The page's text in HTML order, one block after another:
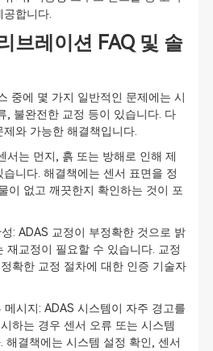
합니다.
브레이션 FAQ 및 솔
중에 몇 가지 일반적인 문제에는 시
, 불완전한 교정 등이 있습니다. 다
와 가능한 해결책입니다.
서는 먼지, 흙 또는 방해로 인해 제
니다. 해결책에는 센서 표면을 정
이 없고 깨끗한지 확인하는 것이 포
: ADAS 교정이 부정확한 것으로 밝
재교정이 필요할 수 있습니다. 교정
확한 교정 절차에 대한 인증 기술자
시지: ADAS 시스템이 자주 경고를
하는 경우 센서 오류 또는 시스템
해결책에는 시스템 설정 확인, 센서